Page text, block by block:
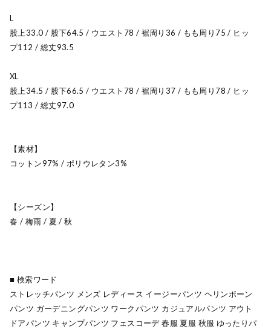
L
股上33.0 / 股下64.5 / ウエスト78 / 裾周り36 / もも周り75 / ヒッ
プ112 / 総丈93.5
XL
股上34.5 / 股下66.5 / ウエスト78 / 裾周り37 / もも周り78 / ヒッ
プ113 / 総丈97.0
【素材】
コットン97% / ポリウレタン3%
【シーズン】
春 / 梅雨 / 夏 / 秋
■ 検索ワード
ストレッチパンツ メンズ レディース イージーパンツ ヘリンボーン
パンツ ガーデニングパンツ ワークパンツ カジュアルパンツ アウト
ドアパンツ キャンプパンツ フェスコーデ 春服 夏服 秋服 ゆったりパ